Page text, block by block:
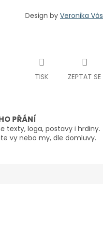
Design by Veronika
TISK ZEPTAT SE
PŘÁNÍ
texty, loga, postavy i hrdiny.
vy nebo my, dle domluvy.